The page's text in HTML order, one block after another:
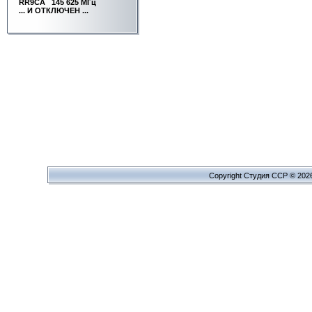
RR9CA 145 625 МГц
... И ОТКЛЮЧЕН ...
Copyright Cтудия ССР ©